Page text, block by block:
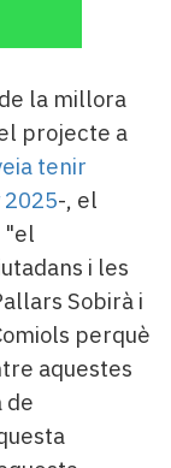
la millora
projecte a
tenir
-, el
"el
i les
Sobirà i
perquè
aquestes
de